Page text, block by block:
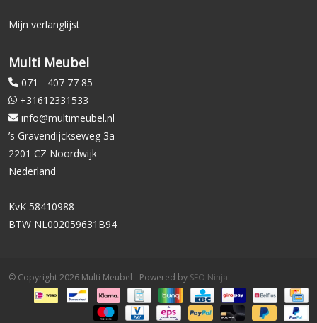
Mijn verlanglijst
Multi Meubel
071 - 407 77 85
+31612331533
info@multimeubel.nl
’s Gravendijckseweg 3a
2201 CZ Noordwijk
Nederland
KvK 58410988
BTW NL002059631B94
© Copyright 2026 Multi Meubel - Powered by SEO Ninja